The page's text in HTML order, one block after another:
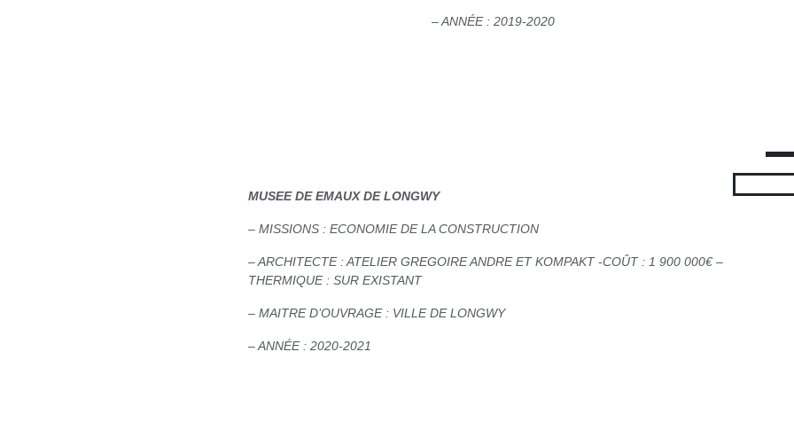
– ANNÉE : 2019-2020
MUSEE DE EMAUX DE LONGWY
– MISSIONS : ECONOMIE DE LA CONSTRUCTION
– ARCHITECTE : ATELIER GREGOIRE ANDRE ET KOMPAKT -COÛT : 1 900 000€ –
THERMIQUE : SUR EXISTANT
– MAITRE D’OUVRAGE : VILLE DE LONGWY
– ANNÉE : 2020-2021